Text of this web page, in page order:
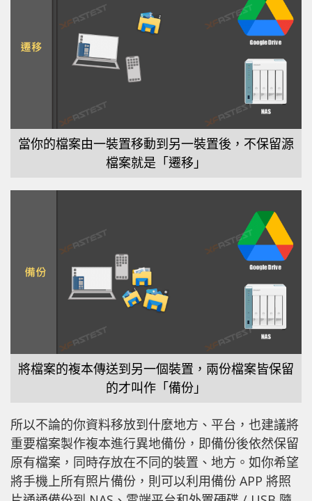
當你的檔案由一裝置移動到另一裝置後，不保留源
檔案就是「遷移」
將檔案的複本傳送到另一個裝置，兩份檔案皆保留
的才叫作「備份」
所以不論的你資料移放到什麼地方、平台，也建議將
重要檔案製作複本進行異地備份，即備份後依然保留
原有檔案，同時存放在不同的裝置、地方。如你希望
將手機上所有照片備份，則可以利用備份 APP 將照